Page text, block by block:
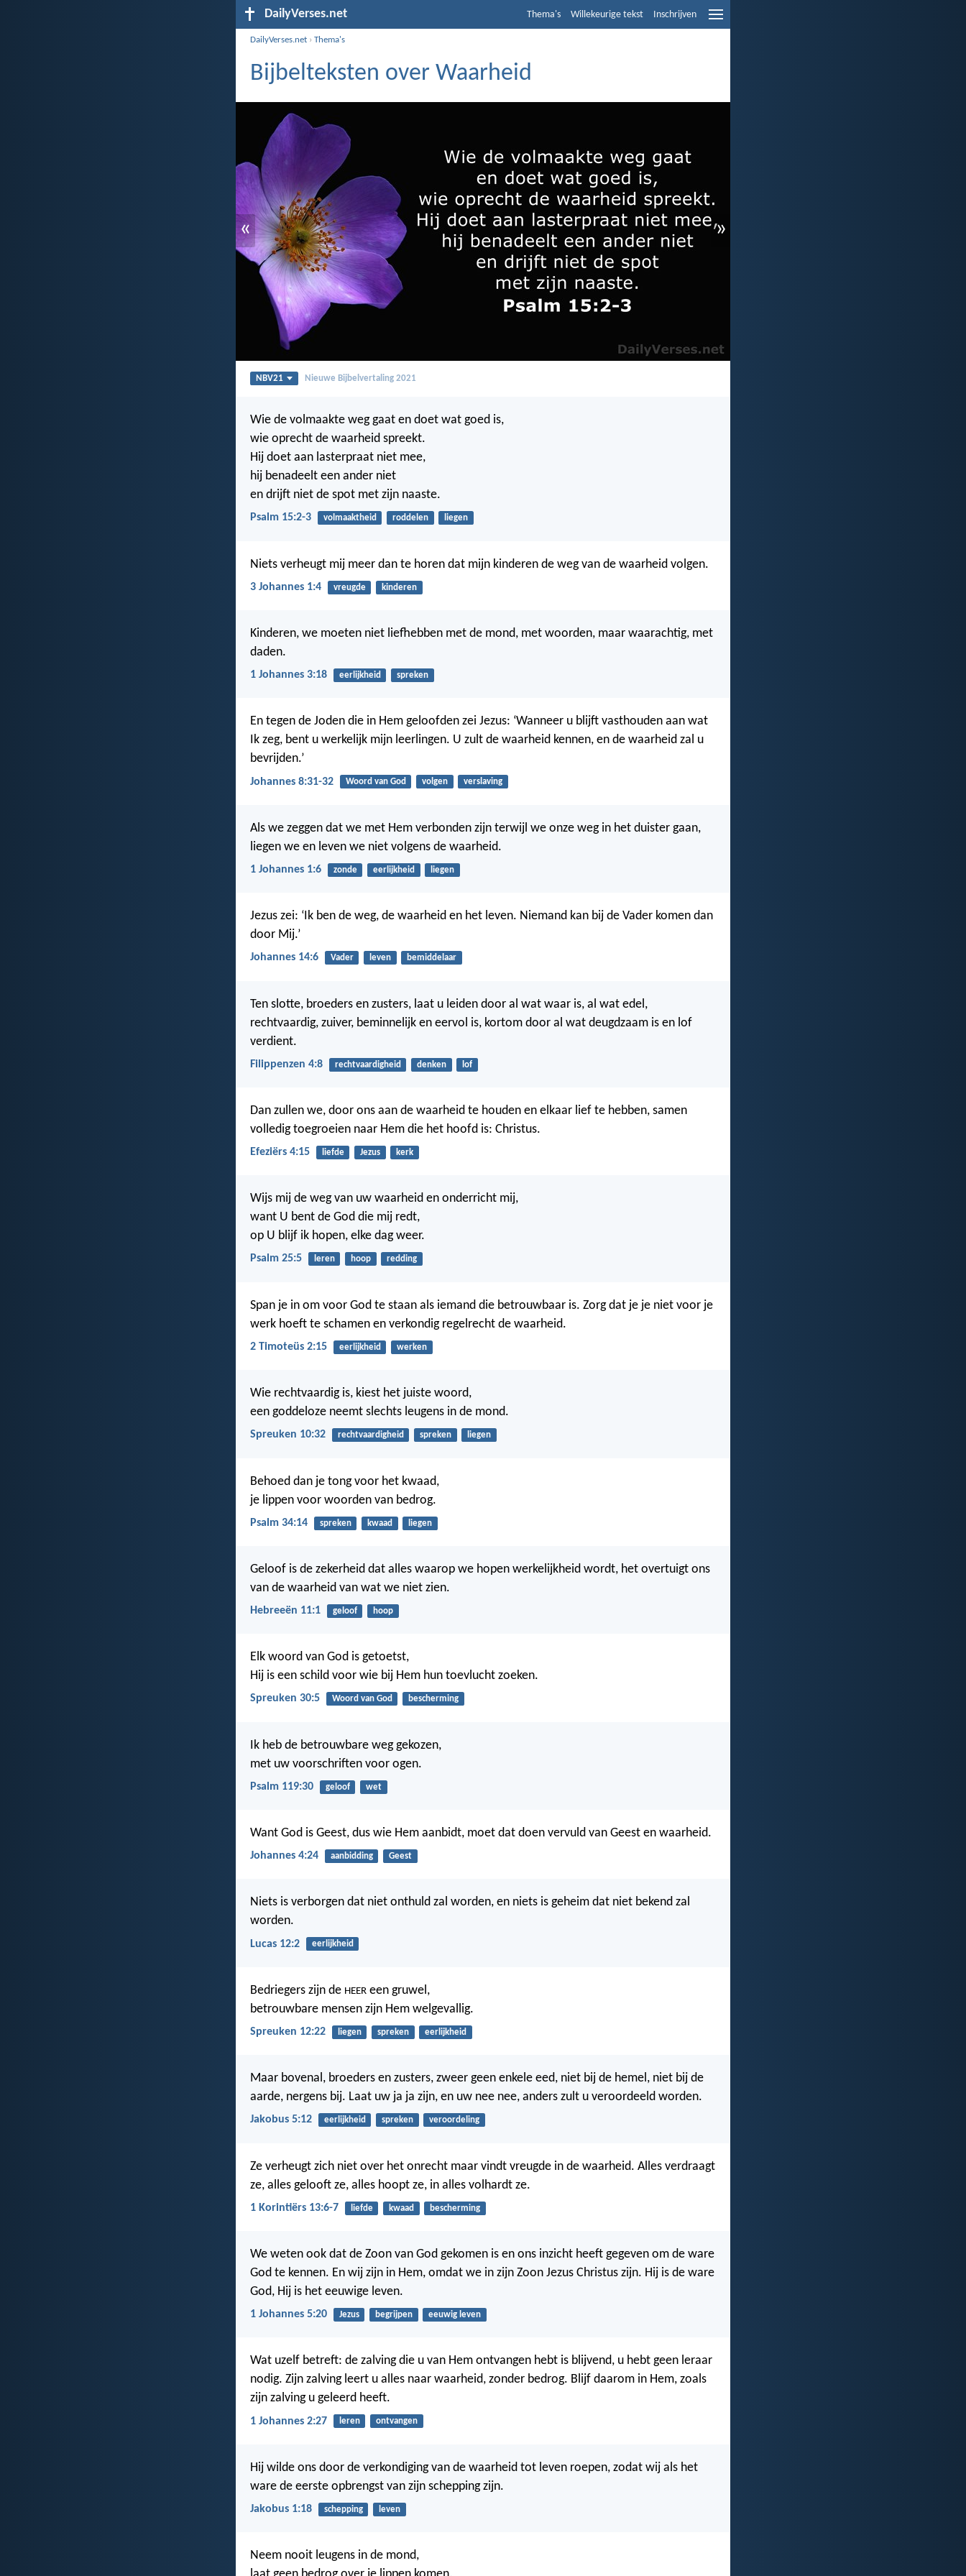
DailyVerses.net Thema's Willekeurige tekst Inschrijven
DailyVerses.net ›Thema's
Bijbelteksten over Waarheid
« »
NBV21 Nieuwe Bijbelvertaling 2021
Wie de volmaakte weg gaat en doet wat goed is,
wie oprecht de waarheid spreekt.
Hij doet aan lasterpraat niet mee,
hij benadeelt een ander niet
en drijft niet de spot met zijn naaste.
Psalm 15:2-3 volmaaktheid roddelen liegen
Niets verheugt mij meer dan te horen dat mijn kinderen de weg van de waarheid volgen.
3 Johannes 1:4 vreugde kinderen
Kinderen, we moeten niet liefhebben met de mond, met woorden, maar waarachtig, met
daden.
1 Johannes 3:18 eerlijkheid spreken
En tegen de Joden die in Hem geloofden zei Jezus: ‘Wanneer u blijft vasthouden aan wat
Ik zeg, bent u werkelijk mijn leerlingen. U zult de waarheid kennen, en de waarheid zal u
bevrijden.’
Johannes 8:31-32 Woord van God volgen verslaving
Als we zeggen dat we met Hem verbonden zijn terwijl we onze weg in het duister gaan,
liegen we en leven we niet volgens de waarheid.
1 Johannes 1:6 zonde eerlijkheid liegen
Jezus zei: ‘Ik ben de weg, de waarheid en het leven. Niemand kan bij de Vader komen dan
door Mij.’
Johannes 14:6 Vader leven bemiddelaar
Ten slotte, broeders en zusters, laat u leiden door al wat waar is, al wat edel,
rechtvaardig, zuiver, beminnelijk en eervol is, kortom door al wat deugdzaam is en lof
verdient.
Filippenzen 4:8 rechtvaardigheid denken lof
Dan zullen we, door ons aan de waarheid te houden en elkaar lief te hebben, samen
volledig toegroeien naar Hem die het hoofd is: Christus.
Efeziërs 4:15 liefde Jezus kerk
Wijs mij de weg van uw waarheid en onderricht mij,
want U bent de God die mij redt,
op U blijf ik hopen, elke dag weer.
Psalm 25:5 leren hoop redding
Span je in om voor God te staan als iemand die betrouwbaar is. Zorg dat je je niet voor je
werk hoeft te schamen en verkondig regelrecht de waarheid.
2 Timoteüs 2:15 eerlijkheid werken
Wie rechtvaardig is, kiest het juiste woord,
een goddeloze neemt slechts leugens in de mond.
Spreuken 10:32 rechtvaardigheid spreken liegen
Behoed dan je tong voor het kwaad,
je lippen voor woorden van bedrog.
Psalm 34:14 spreken kwaad liegen
Geloof is de zekerheid dat alles waarop we hopen werkelijkheid wordt, het overtuigt ons
van de waarheid van wat we niet zien.
Hebreeën 11:1 geloof hoop
Elk woord van God is getoetst,
Hij is een schild voor wie bij Hem hun toevlucht zoeken.
Spreuken 30:5 Woord van God bescherming
Ik heb de betrouwbare weg gekozen,
met uw voorschriften voor ogen.
Psalm 119:30 geloof wet
Want God is Geest, dus wie Hem aanbidt, moet dat doen vervuld van Geest en waarheid.
Johannes 4:24 aanbidding Geest
Niets is verborgen dat niet onthuld zal worden, en niets is geheim dat niet bekend zal
worden.
Lucas 12:2 eerlijkheid
Bedriegers zijn de HEER een gruwel,
betrouwbare mensen zijn Hem welgevallig.
Spreuken 12:22 liegen spreken eerlijkheid
Maar bovenal, broeders en zusters, zweer geen enkele eed, niet bij de hemel, niet bij de
aarde, nergens bij. Laat uw ja ja zijn, en uw nee nee, anders zult u veroordeeld worden.
Jakobus 5:12 eerlijkheid spreken veroordeling
Ze verheugt zich niet over het onrecht maar vindt vreugde in de waarheid. Alles verdraagt
ze, alles gelooft ze, alles hoopt ze, in alles volhardt ze.
1 Korintiërs 13:6-7 liefde kwaad bescherming
We weten ook dat de Zoon van God gekomen is en ons inzicht heeft gegeven om de ware
God te kennen. En wij zijn in Hem, omdat we in zijn Zoon Jezus Christus zijn. Hij is de ware
God, Hij is het eeuwige leven.
1 Johannes 5:20 Jezus begrijpen eeuwig leven
Wat uzelf betreft: de zalving die u van Hem ontvangen hebt is blijvend, u hebt geen leraar
nodig. Zijn zalving leert u alles naar waarheid, zonder bedrog. Blijf daarom in Hem, zoals
zijn zalving u geleerd heeft.
1 Johannes 2:27 leren ontvangen
Hij wilde ons door de verkondiging van de waarheid tot leven roepen, zodat wij als het
ware de eerste opbrengst van zijn schepping zijn.
Jakobus 1:18 schepping leven
Neem nooit leugens in de mond,